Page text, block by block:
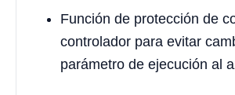
Función de protección de
controlador para evitar
parámetro de ejecución al